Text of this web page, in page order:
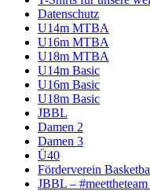
Datenschutz
U14m MTBA
U16m MTBA
U18m MTBA
U14m Basic
U16m Basic
U18m Basic
JBBL
Damen 2
Damen 3
Ü40
Förderverein
JBBL –